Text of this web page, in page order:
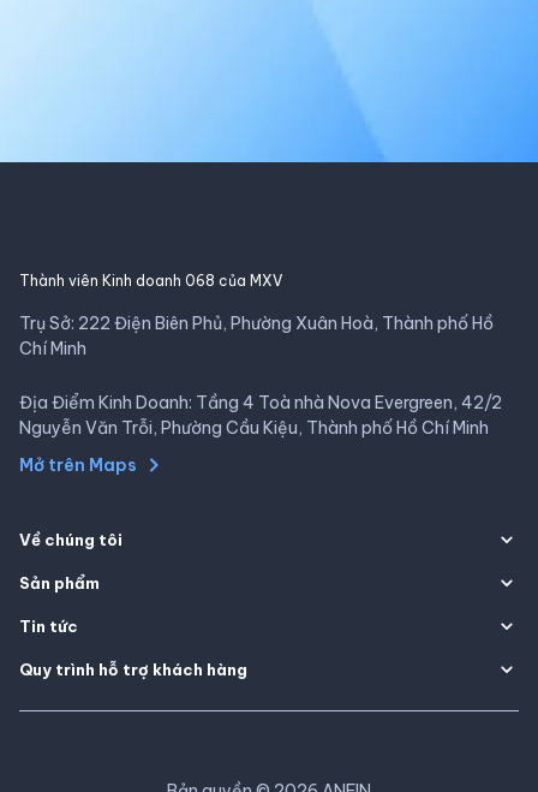
Thành viên Kinh doanh 068 của MXV
Trụ Sở: 222 Điện Biên Phủ, Phường Xuân Hoà, Thành phố Hồ
Chí Minh
Địa Điểm Kinh Doanh: Tầng 4 Toà nhà Nova Evergreen, 42/2
Nguyễn Văn Trỗi, Phường Cầu Kiệu, Thành phố Hồ Chí Minh
Mở trên Maps
Về chúng tôi
Sản phẩm
Tin tức
Quy trình hỗ trợ khách hàng